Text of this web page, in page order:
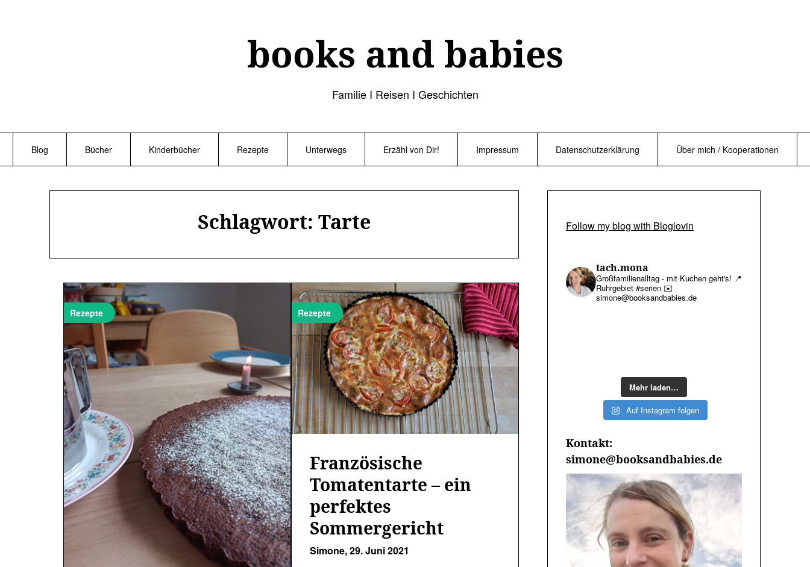
books and babies
Familie I Reisen I Geschichten
Blog Bücher Kinderbücher Rezepte Unterwegs Erzähl von Dir! Impressum Datenschutzerklärung Über mich / Kooperationen
Schlagwort: Tarte
Rezepte Rezepte
Französische
Tomatentarte – ein
perfektes
Sommergericht
Simone,29. Juni 2021
Follow my blog with Bloglovin
tach.mona
Großfamilienalltag - mit Kuchen geht's! 📍
Ruhrgebiet #serien ✉️
simone@booksandbabies.de
Mehr laden…
Auf Instagram folgen
Kontakt:
simone@booksandbabies.de